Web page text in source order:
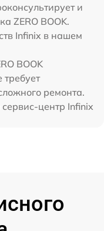
и
ZERO BOOK.
Infinix в нашем
BOOK
требует
ремонта.
центр Infinix